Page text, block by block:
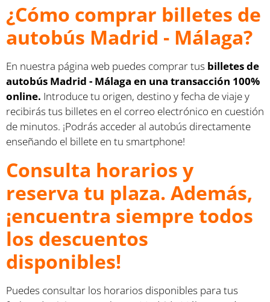
¿Cómo comprar billetes de
autobús Madrid - Málaga?
En nuestra página web puedes comprar tus billetes de
autobús Madrid - Málaga en una transacción 100%
online. Introduce tu origen, destino y fecha de viaje y
recibirás tus billetes en el correo electrónico en cuestión
de minutos. ¡Podrás acceder al autobús directamente
enseñando el billete en tu smartphone!
Consulta horarios y
reserva tu plaza. Además,
¡encuentra siempre todos
los descuentos
disponibles!
Puedes consultar los horarios disponibles para tus